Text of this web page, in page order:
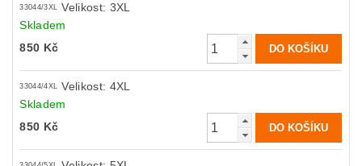
33044/3XL Velikost: 3XL
Skladem
850 Kč
33044/4XL Velikost: 4XL
Skladem
850 Kč